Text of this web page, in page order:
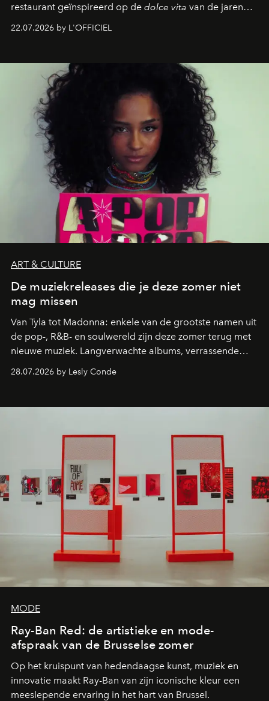
restaurant geïnspireerd op de dolce vita van de jaren
verandert in een bruisende ontmoetingsplek en de
neerstrijkt in Saint-Tropez. Dit zijn de nieuwe adressen
die deze zomer de toon zetten, van lange lunches tot
zwoele nachten.
22.07.2026 by L'OFFICIEL
ART & CULTURE
De muziekreleases die je deze zomer niet
mag missen
Van Tyla tot Madonna: enkele van de grootste namen uit
de pop-, R&B- en soulwereld zijn deze zomer terug met
nieuwe muziek. Langverwachte albums, verrassende
de releases die je niet mag missen.
28.07.2026 by Lesly Conde
MODE
Ray-Ban Red: de artistieke en mode-
afspraak van de Brusselse zomer
Op het kruispunt van hedendaagse kunst, muziek en
innovatie maakt Ray-Ban van zijn iconische kleur een
meeslepende ervaring in het hart van Brussel.